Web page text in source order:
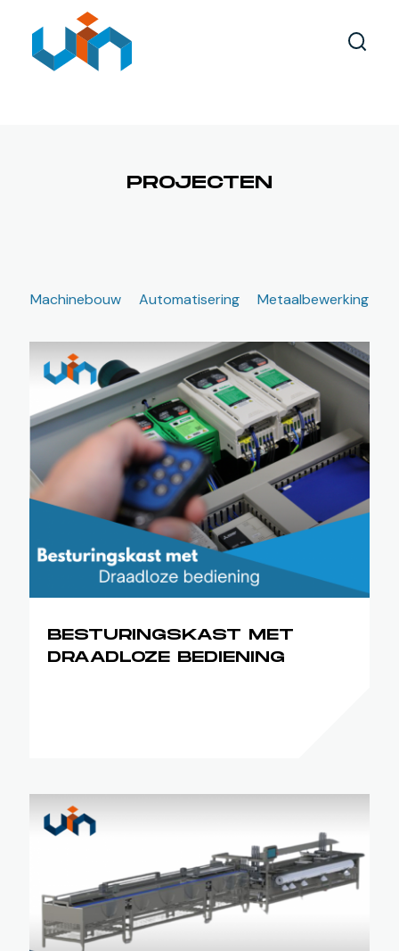
PROJECTEN
Machinebouw Automatisering Metaalbewerking
BESTURINGSKAST MET
DRAADLOZE BEDIENING